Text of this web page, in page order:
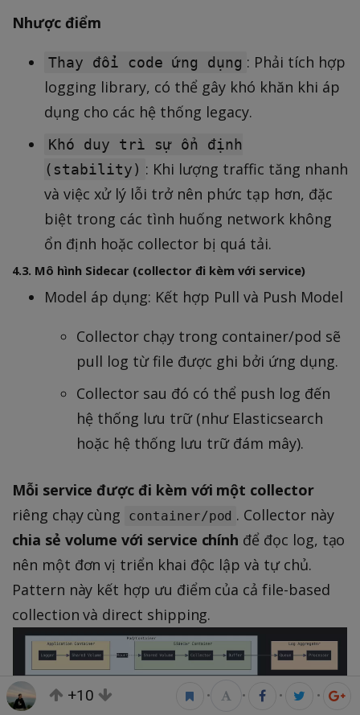
Nhược điểm
Thay đổi code ứng dụng : Phải tích hợp
logging library, có thể gây khó khăn khi áp
dụng cho các hệ thống legacy.
Khó duy trì sự ổn định
(stability) : Khi lượng traffic tăng nhanh
và việc xử lý lỗi trở nên phức tạp hơn, đặc
biệt trong các tình huống network không
ổn định hoặc collector bị quá tải.
4.3. Mô hình Sidecar (collector đi kèm với service)
Model áp dụng: Kết hợp Pull và Push Model
Collector chạy trong container/pod sẽ
pull log từ file được ghi bởi ứng dụng.
Collector sau đó có thể push log đến
hệ thống lưu trữ (như Elasticsearch
hoặc hệ thống lưu trữ đám mây).
Mỗi service được đi kèm với một collector
riêng chạy cùng
container/pod . Collector này
chia sẻ volume với service chính để đọc log, tạo
nên một đơn vị triển khai độc lập và tự chủ.
Pattern này kết hợp ưu điểm của cả file-based
collection và direct shipping.
+10 • • • •